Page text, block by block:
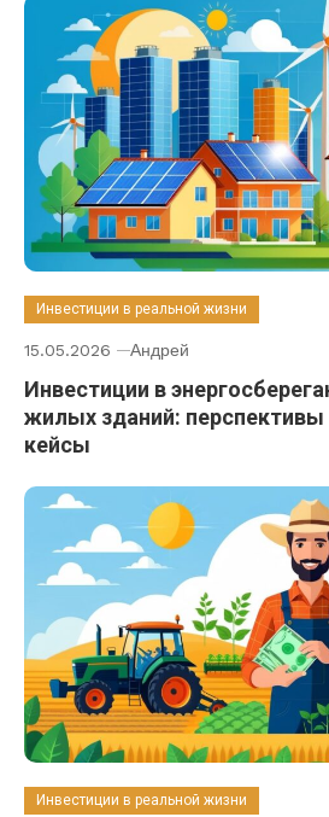
Инвестиции в реальной жизни
15.05.2026 Андрей
Инвестиции в
жилых зданий:
кейсы
Инвестиции в реальной жизни